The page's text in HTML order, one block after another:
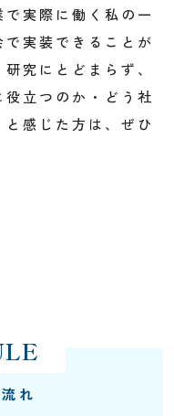
実際に働く私の一
実装できることが
究にとどまらず、
立つのか・どう社
感じた方は、ぜひ
れ